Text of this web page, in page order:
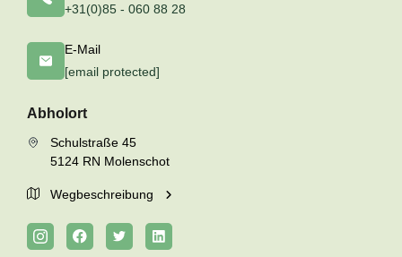
+31(0)85 - 060 88 28
E-Mail
[email protected]
Abholort
Schulstraße 45
5124 RN Molenschot
Wegbeschreibung